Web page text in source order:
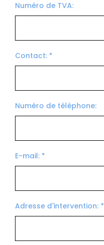
Numéro de TVA:
Contact: *
Numéro de téléphone:
E-mail: *
Adresse d'intervention: *